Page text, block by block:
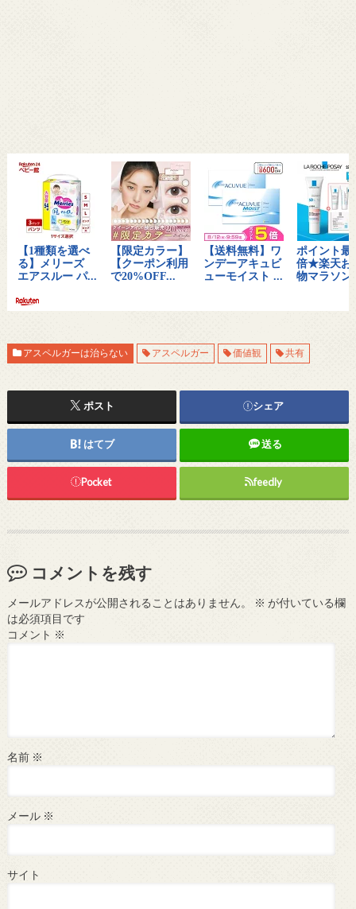
アスペルガーは治らない アスペルガー 価値観 共有
ポスト シェア
はてブ 送る
Pocket feedly
コメントを残す
メールアドレスが公開されることはありません。 ※ が付いている欄
は必須項目です
コメント ※
名前 ※
メール ※
サイト